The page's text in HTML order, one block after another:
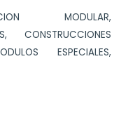
MODULAR,
,CONSTRUCCIONES
ESPECIALES,